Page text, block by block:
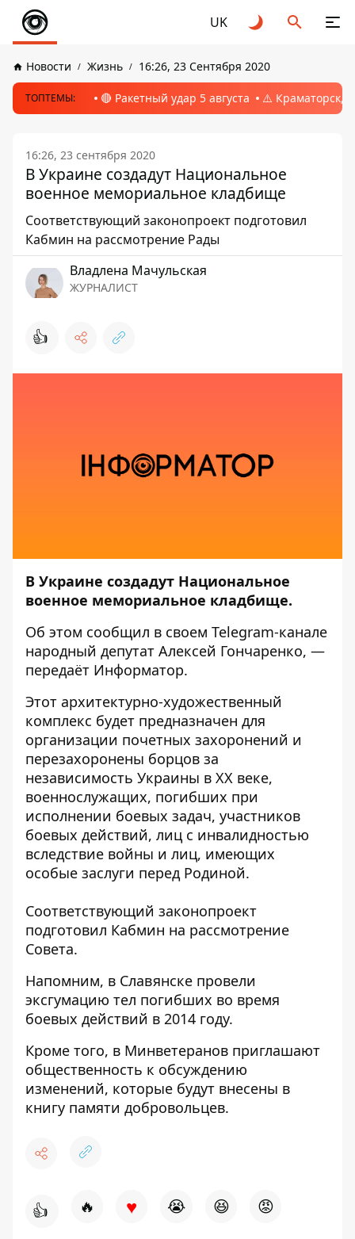
UK
Новости Жизнь 16:26, 23 Сентября 2020
ТОПТЕМЫ: 🔴 Ракетный удар 5 августа ⚠️ Краматорск,
16:26, 23 сентября 2020
В Украине создадут Национальное
военное мемориальное кладбище
Соответствующий законопроект подготовил
Кабмин на рассмотрение Рады
Владлена Мачульская
ЖУРНАЛИСТ
👍
В Украине создадут Национальное
военное мемориальное кладбище.
Об этом сообщил в своем Telegram-канале
народный депутат Алексей Гончаренко, —
передаёт Информатор.
Этот архитектурно-художественный
комплекс будет предназначен для
организации почетных захоронений и
перезахоронены борцов за
независимость Украины в ХХ веке,
военнослужащих, погибших при
исполнении боевых задач, участников
боевых действий, лиц с инвалидностью
вследствие войны и лиц, имеющих
особые заслуги перед Родиной.
Соответствующий законопроект
подготовил Кабмин на рассмотрение
Совета.
Напомним, в Славянске провели
эксгумацию тел погибших во время
боевых действий в 2014 году.
Кроме того, в Минветеранов приглашают
общественность к обсуждению
изменений, которые будут внесены в
книгу памяти добровольцев.
👍 🔥 ♥ 😭 😆 😡